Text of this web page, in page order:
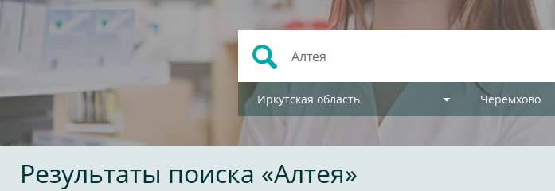
Иркутская область Черемхово
Результаты поиска «Алтея»